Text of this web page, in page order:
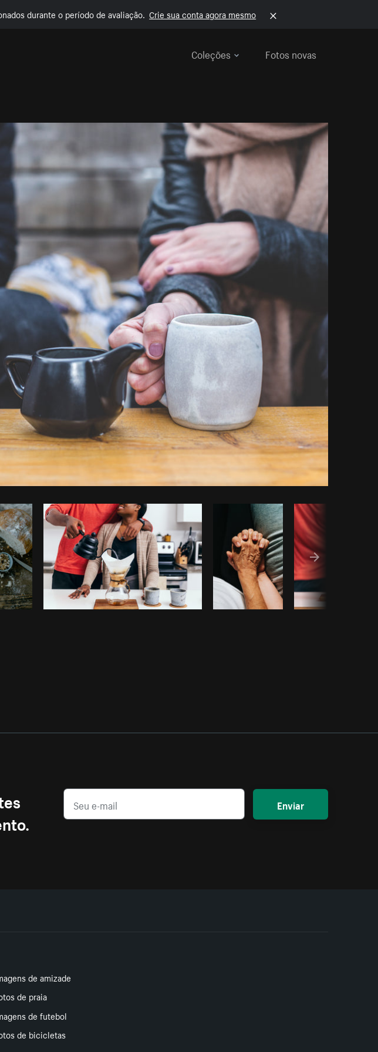
durante o período de avaliação. Crie sua conta agora mesmo
Coleções
Fotos novas
Henry doBurst Copiar código
Enviar
de amizade
de praia
de futebol
de bicicletas